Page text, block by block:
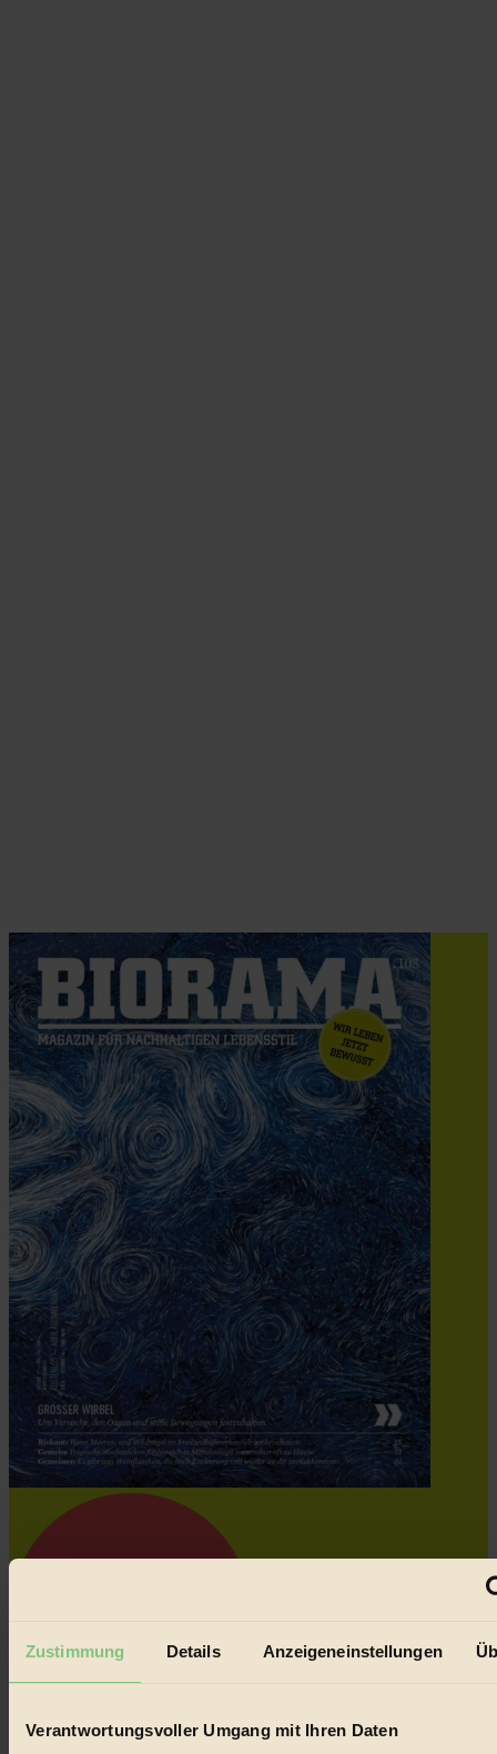
Zustimmung Details Anzeigeneinstellungen
Verantwortungsvoller Umgang mit Ihren Daten